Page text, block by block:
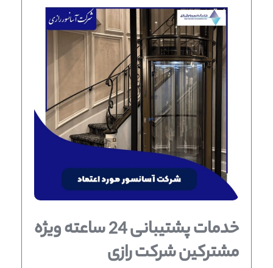
خدمات پشتیبانی 24 ساعته ویژه
مشترکین شرکت رازی